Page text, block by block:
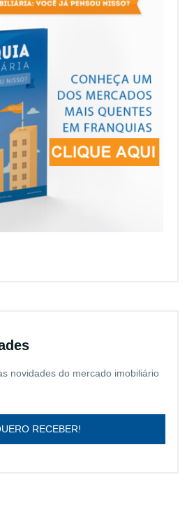
novidades do mercado imobiliário
RECEBER!